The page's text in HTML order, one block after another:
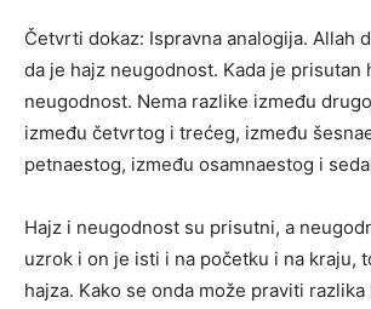
Četvrti dokaz: Ispravna analogija. Allah
da je hajz neugodnost. Kada je prisutan
neugodnost. Nema razlike između
između četvrtog i trećeg, između
petnaestog, između osamnaestog i
Hajz i neugodnost su prisutni, a
uzrok i on je isti i na početku i na kraju,
hajza. Kako se onda može praviti razlika